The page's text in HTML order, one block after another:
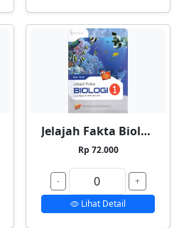
Jelajah Fakta Biologi 1
Rp 72.000
-
+
Lihat Detail